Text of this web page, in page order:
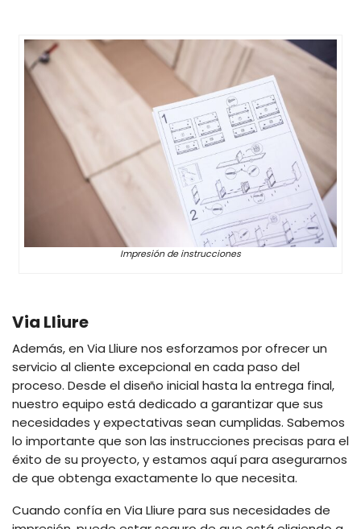
Impresión de instrucciones
Via Lliure
Además, en Via Lliure nos esforzamos por ofrecer un
servicio al cliente excepcional en cada paso del
proceso. Desde el diseño inicial hasta la entrega final,
nuestro equipo está dedicado a garantizar que sus
necesidades y expectativas sean cumplidas. Sabemos
lo importante que son las instrucciones precisas para el
éxito de su proyecto, y estamos aquí para asegurarnos
de que obtenga exactamente lo que necesita.
Cuando confía en Via Lliure para sus necesidades de